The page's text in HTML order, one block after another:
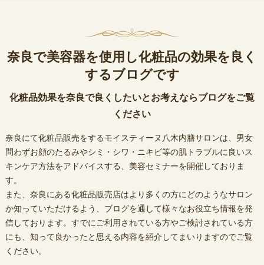
奈良で美容器を使用し化粧品の効果を良く
するブログです
化粧品効果を奈良で良くしたいとお考えならブログをご覧
ください
奈良にて化粧品販売をするモイスティーヌ八木内膳サロンは、男女
問わずお顔のたるみやシミ・シワ・ニキビ等の肌トラブルに良いス
キンケア方法をアドバイスする、美容セミナーを開催しておりま
す。
また、奈良にある化粧品販売店はより多くの方にどのようなサロン
か知っていただけるよう、ブログを通して様々なお役立ち情報を発
信しております。すでにご利用されている方やご検討されている方
にも、知って良かったと思える内容を紹介してまいりますのでご覧
ください。